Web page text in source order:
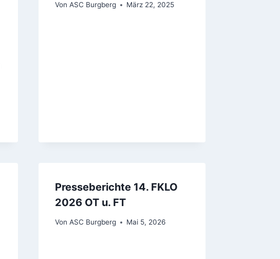
Von ASC Burgberg März 22, 2025
Presseberichte 14. FKLO
2026 OT u. FT
Von ASC Burgberg Mai 5, 2026